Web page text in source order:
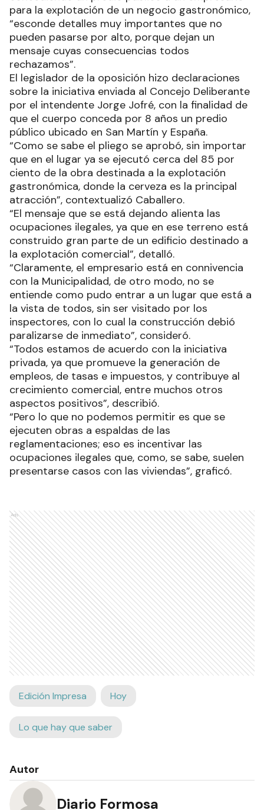
para la explotación de un negocio gastronómico,
“esconde detalles muy importantes que no
pueden pasarse por alto, porque dejan un
mensaje cuyas consecuencias todos
rechazamos”.
El legislador de la oposición hizo declaraciones
sobre la iniciativa enviada al Concejo Deliberante
por el intendente Jorge Jofré, con la finalidad de
que el cuerpo conceda por 8 años un predio
público ubicado en San Martín y España.
“Como se sabe el pliego se aprobó, sin importar
que en el lugar ya se ejecutó cerca del 85 por
ciento de la obra destinada a la explotación
gastronómica, donde la cerveza es la principal
atracción”, contextualizó Caballero.
“El mensaje que se está dejando alienta las
ocupaciones ilegales, ya que en ese terreno está
construido gran parte de un edificio destinado a
la explotación comercial”, detalló.
“Claramente, el empresario está en connivencia
con la Municipalidad, de otro modo, no se
entiende como pudo entrar a un lugar que está a
la vista de todos, sin ser visitado por los
inspectores, con lo cual la construcción debió
paralizarse de inmediato”, consideró.
“Todos estamos de acuerdo con la iniciativa
privada, ya que promueve la generación de
empleos, de tasas e impuestos, y contribuye al
crecimiento comercial, entre muchos otros
aspectos positivos”, describió.
“Pero lo que no podemos permitir es que se
ejecuten obras a espaldas de las
reglamentaciones; eso es incentivar las
ocupaciones ilegales que, como, se sabe, suelen
presentarse casos con las viviendas”, graficó.
Ads
Edición Impresa Hoy
Lo que hay que saber
Autor
Diario Formosa